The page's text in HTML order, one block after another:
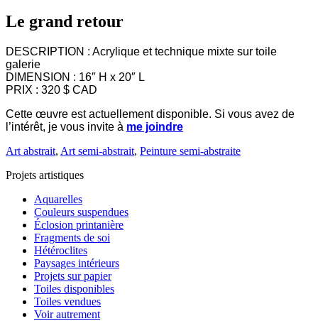
Le grand retour
DESCRIPTION : Acrylique et technique mixte sur toile
galerie
DIMENSION : 16″ H x 20″ L
PRIX : 320 $ CAD
Cette œuvre est actuellement disponible. Si vous avez de
l’intérêt, je vous invite à me joindre
Art abstrait, Art semi-abstrait, Peinture semi-abstraite
Projets artistiques
Aquarelles
Couleurs suspendues
Éclosion printanière
Fragments de soi
Hétéroclites
Paysages intérieurs
Projets sur papier
Toiles disponibles
Toiles vendues
Voir autrement